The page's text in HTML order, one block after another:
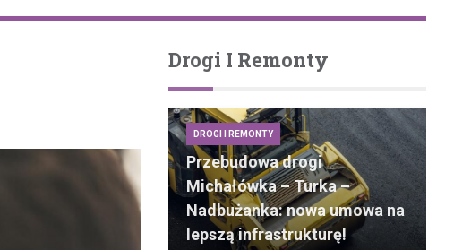
Drogi I Remonty
DROGI I REMONTY
Przebudowa drogi
Michałówka – Turka –
Nadbużanka: nowa umowa na
lepszą infrastrukturę!